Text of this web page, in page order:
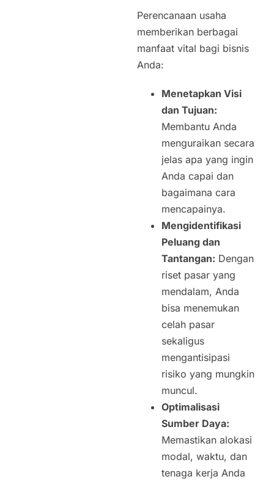
Perencanaan usaha
memberikan berbagai
manfaat vital bagi bisnis
Anda:
Menetapkan Visi
dan Tujuan:
Membantu Anda
menguraikan secara
jelas apa yang ingin
Anda capai dan
bagaimana cara
mencapainya.
Mengidentifikasi
Peluang dan
Tantangan: Dengan
riset pasar yang
mendalam, Anda
bisa menemukan
celah pasar
sekaligus
mengantisipasi
risiko yang mungkin
muncul.
Optimalisasi
Sumber Daya:
Memastikan alokasi
modal, waktu, dan
tenaga kerja Anda